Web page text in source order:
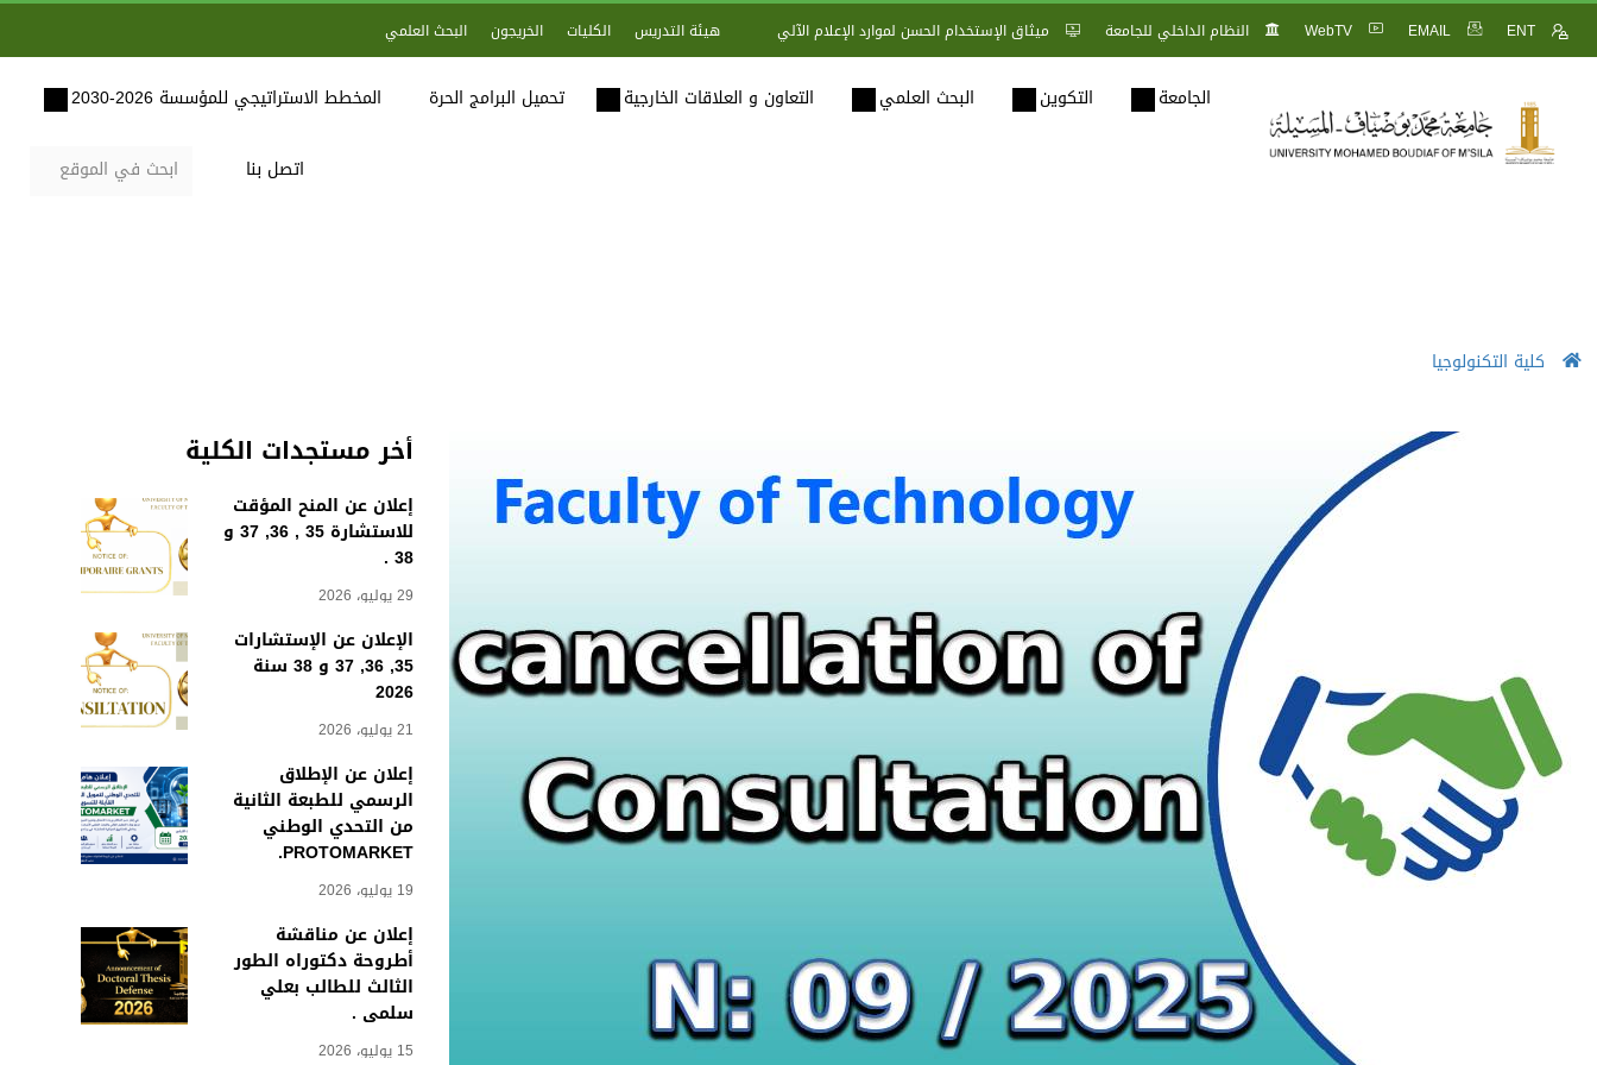
ENT
EMAIL
WebTV النظام الداخلي للجامعة ميثاق الإستخدام الحسن لموارد الإعلام الآلي هيئة التدريس الكليات الخريجون البحث العلمي
الجامعة التكوين البحث العلمي التعاون و العلاقات الخارجية تحميل البرامج الحرة المخطط الاستراتيجي للمؤسسة 2026-2030
اتصل بنا
كلية التكنولوجيا
أخر مستجدات الكلية
إعلان عن المنح المؤقت
للاستشارة 35 , 36, 37 و
38 .
29 يوليو، 2026
الإعلان عن الإستشارات
35, 36, 37 و 38 سنة
2026
21 يوليو، 2026
إعلان عن الإطلاق
الرسمي للطبعة الثانية
من التحدي الوطني
PROTOMARKET.
19 يوليو، 2026
إعلان عن مناقشة
أطروحة دكتوراه الطور
الثالث للطالب بعلي
سلمى .
15 يوليو، 2026